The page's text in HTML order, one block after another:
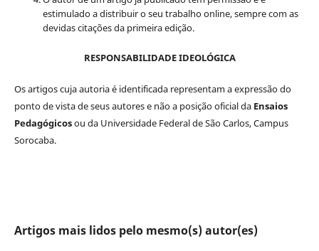
estimulado a distribuir o seu trabalho online, sempre com as
devidas citações da primeira edição.
RESPONSABILIDADE IDEOLÓGICA
Os artigos cuja autoria é identificada representam a expressão do
ponto de vista de seus autores e não a posição oficial da Ensaios
Pedagógicosou da Universidade Federal de São Carlos, Campus
Sorocaba.
Artigos mais lidos pelo mesmo(s) autor(es)